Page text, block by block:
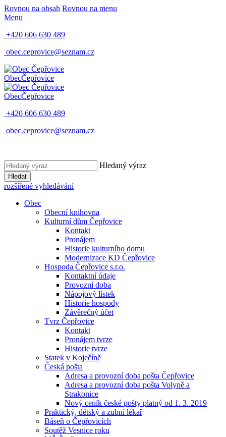
Rovnou na obsah Rovnou na menu
Menu
+420 606 630 489
obec.ceprovice@seznam.cz
ObecČepřovice
ObecČepřovice
+420 606 630 489
obec.ceprovice@seznam.cz
Hledaný výraz
Hledat
rozšířené vyhledávání
Obec
Obecní knihovna
Kulturní dům Čepřovice
Kontakt
Pronájem
Historie kulturního domu
Modernizace KD Čepřovice
Hospoda Čepřovice s.r.o.
Kontaktní údaje
Provozní doba
Nápojový lístek
Historie hospody
Závěrečný účet
Tvrz Čepřovice
Kontakt
Pronájem tvrze
Historie tvrze
Statek v Koječíně
Česká pošta
Adresa a provozní doba pošta Čepřovice
Adresa a provozní doba pošta Volyně a
Strakonice
Nový ceník české pošty platný od 1. 3. 2019
Praktický, dětský a zubní lékař
Báseň o Čepřovicích
Soutěž Vesnice roku